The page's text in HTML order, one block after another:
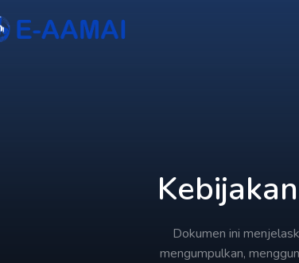
Dokumen ini
mengumpulkan,